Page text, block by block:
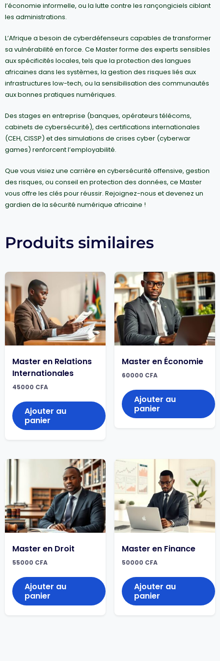
l’économie informelle, ou la lutte contre les rançongiciels ciblant
les administrations.
L’Afrique a besoin de cyberdéfenseurs capables de transformer
sa vulnérabilité en force. Ce Master forme des experts sensibles
aux spécificités locales, tels que la protection des langues
africaines dans les systèmes, la gestion des risques liés aux
infrastructures low-tech, ou la sensibilisation des communautés
aux bonnes pratiques numériques.
Des stages en entreprise (banques, opérateurs télécoms,
cabinets de cybersécurité), des certifications internationales
(CEH, CISSP) et des simulations de crises cyber (cyberwar
games) renforcent l’employabilité.
Que vous visiez une carrière en cybersécurité offensive, gestion
des risques, ou conseil en protection des données, ce Master
vous offre les clés pour réussir. Rejoignez-nous et devenez un
gardien de la sécurité numérique africaine !
Produits similaires
Master en Relations
Internationales
45000 CFA
Ajouter au
panier
Master en Économie
60000 CFA
Ajouter au
panier
Master en Droit
55000 CFA
Ajouter au
panier
Master en Finance
50000 CFA
Ajouter au
panier